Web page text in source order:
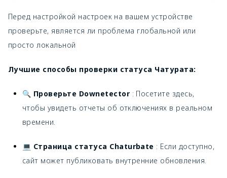
Перед настройкой настроек на вашем устройстве
проверьте, является ли проблема глобальной или
просто локальной
Лучшие способы проверки статуса Чатурата:
🔍 Проверьте Downetector : Посетите здесь,
чтобы увидеть отчеты об отключениях в реальном
времени.
💻 Страница статуса Chaturbate : Если доступно,
сайт может публиковать внутренние обновления.